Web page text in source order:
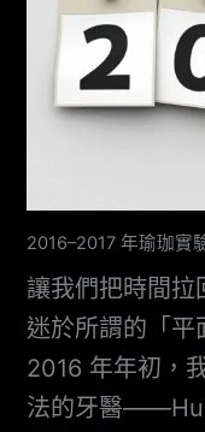
2016–2017 年瑜珈實
讓我們把時間
迷於所謂的「平
2016 年年初，
法的牙醫